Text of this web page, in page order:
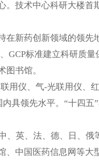
技术中心科研大楼首
在新药创新领域的领先
GCP标准建立科研质
书馆。
用仪、气-光联用仪、
具领先水平。“十四五
、英、法、德、日、俄
、中国医药信息网等大